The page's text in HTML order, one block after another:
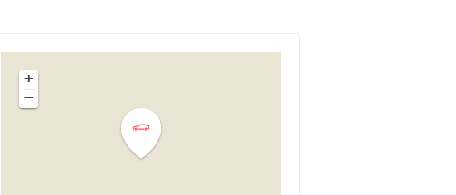
+
−